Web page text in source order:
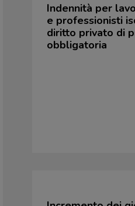
Indennità per
e professionisti
diritto privato di
obbligatoria